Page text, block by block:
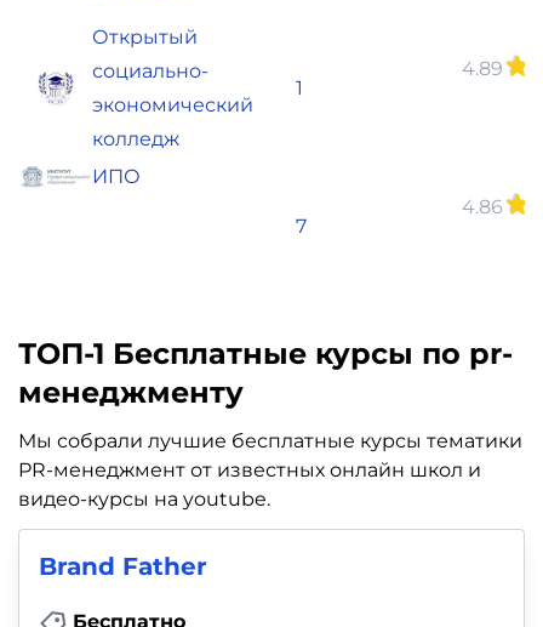
Открытый
социально-
экономический
колледж
1
4.89
ИПО
7
4.86
ТОП-1 Бесплатные курсы по pr-
менеджменту
Мы собрали лучшие бесплатные курсы тематики
PR-менеджмент от известных онлайн школ и
видео-курсы на youtube.
Brand Father
Бесплатно